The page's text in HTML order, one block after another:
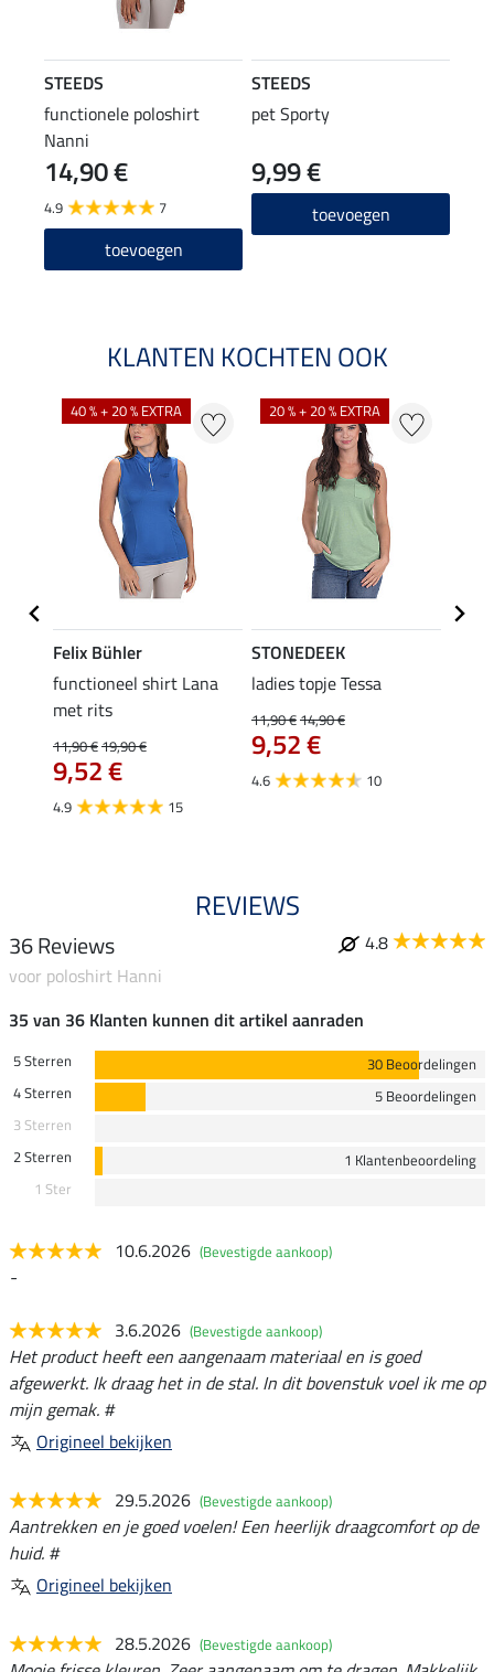
STEEDS
functionele poloshirt
Nanni
14,90 €
4.9 7
toevoegen
STEEDS
pet Sporty
9,99 €
toevoegen
KLANTEN KOCHTEN OOK
40 % + 20 % EXTRA
Felix Bühler
functioneel shirt Lana
met rits
11,90 €19,90 €
9,52 €
4.9 15
20 % + 20 % EXTRA
STONEDEEK
ladies topje Tessa
11,90 €14,90 €
9,52 €
4.6 10
REVIEWS
36 Reviews
4.8
voor poloshirt Hanni
35 van 36 Klanten kunnen dit artikel aanraden
5 Sterren
30 Beoordelingen
4 Sterren
5 Beoordelingen
3 Sterren
2 Sterren
1 Klantenbeoordeling
1 Ster
10.6.2026 (Bevestigde aankoop)
-
3.6.2026 (Bevestigde aankoop)
Het product heeft een aangenaam materiaal en is goed
afgewerkt. Ik draag het in de stal. In dit bovenstuk voel ik me op
mijn gemak. #
Origineel bekijken
29.5.2026 (Bevestigde aankoop)
Aantrekken en je goed voelen! Een heerlijk draagcomfort op de
huid. #
Origineel bekijken
28.5.2026 (Bevestigde aankoop)